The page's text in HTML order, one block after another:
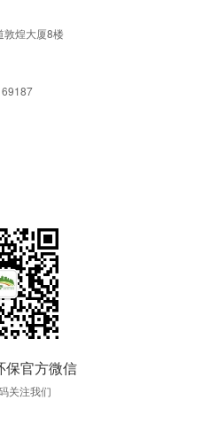
敦煌大厦8楼
保官方微信
关注我们